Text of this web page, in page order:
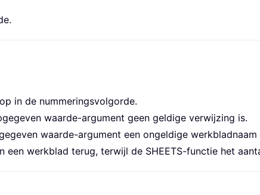
in de nummeringsvolgorde.
waarde-argument geen geldige verwijzing is.
waarde-argument een ongeldige werkbladnaam
een werkblad terug, terwijl de SHEETS-functie het